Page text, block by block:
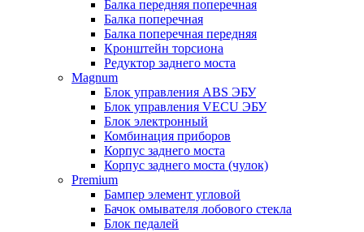
Балка передняя поперечная
Балка поперечная
Балка поперечная передняя
Кронштейн торсиона
Редуктор заднего моста
Magnum
Блок управления ABS ЭБУ
Блок управления VECU ЭБУ
Блок электронный
Комбинация приборов
Корпус заднего моста
Корпус заднего моста (чулок)
Premium
Бампер элемент угловой
Бачок омывателя лобового стекла
Блок педалей